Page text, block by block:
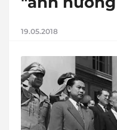
19.05.2018